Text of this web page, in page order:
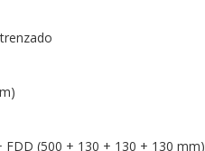
FDD (500 + 130 + 130 + 130 mm)